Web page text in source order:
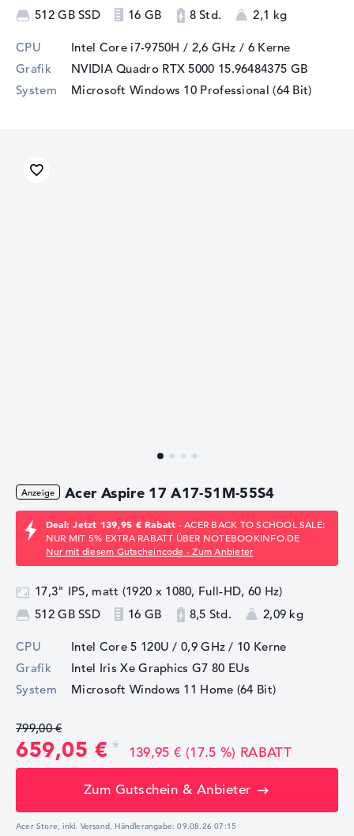
512 GB SSD
16 GB 8 Std. 2,1 kg
CPU Intel Core i7-9750H / 2,6 GHz / 6 Kerne
Grafik
NVIDIA Quadro RTX 5000 15.96484375 GB
System
Microsoft Windows 10 Professional (64 Bit)
Acer Aspire 17 A17-51M-55S4
Deal: Jetzt 139,95 € Rabatt - ACER BACK TO SCHOOL SALE:
NUR MIT 5% EXTRA RABATT ÜBER NOTEBOOKINFO.DE
Nur mit diesem Gutscheincode - Zum Anbieter
17,3" IPS, matt (1920 x 1080, Full-HD, 60 Hz)
512 GB SSD
16 GB 8,5 Std. 2,09 kg
CPU Intel Core 5 120U / 0,9 GHz / 10 Kerne
Grafik
Intel Iris Xe Graphics G7 80 EUs
System
Microsoft Windows 11 Home (64 Bit)
799,00 €
659,05 € 139,95 € (17.5 %) RABATT
Zum Gutschein & Anbieter
Acer Store, inkl. Versand, Händlerangabe:09.08.26 07:15